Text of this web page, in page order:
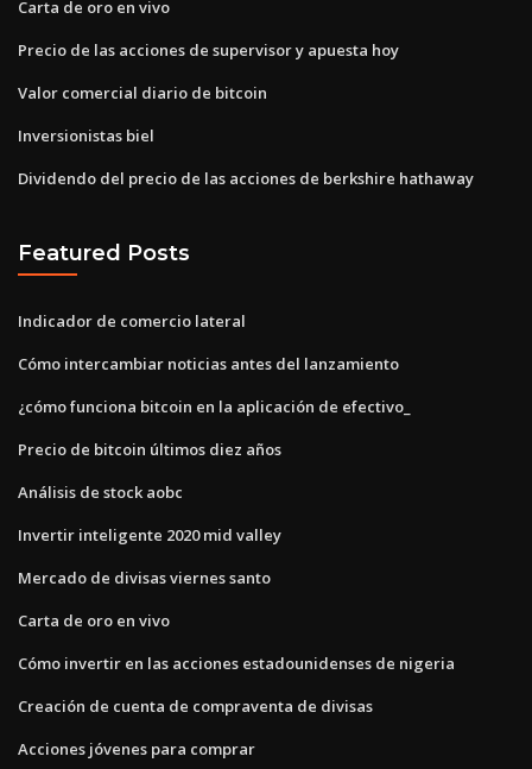
Carta de oro en vivo
Precio de las acciones de supervisor y apuesta hoy
Valor comercial diario de bitcoin
Inversionistas biel
Dividendo del precio de las acciones de berkshire hathaway
Featured Posts
Indicador de comercio lateral
Cómo intercambiar noticias antes del lanzamiento
¿cómo funciona bitcoin en la aplicación de efectivo_
Precio de bitcoin últimos diez años
Análisis de stock aobc
Invertir inteligente 2020 mid valley
Mercado de divisas viernes santo
Carta de oro en vivo
Cómo invertir en las acciones estadounidenses de nigeria
Creación de cuenta de compraventa de divisas
Acciones jóvenes para comprar